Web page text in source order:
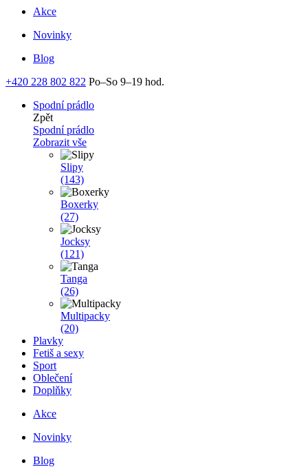
Akce
Novinky
Blog
+420 228 802 822 Po–So 9–19 hod.
Spodní prádlo
Zpět
Spodní prádlo
Zobrazit vše
Slipy
(143)
Boxerky
(27)
Jocksy
(121)
Tanga
(26)
Multipacky
(20)
Plavky
Fetiš a sexy
Sport
Oblečení
Doplňky
Akce
Novinky
Blog